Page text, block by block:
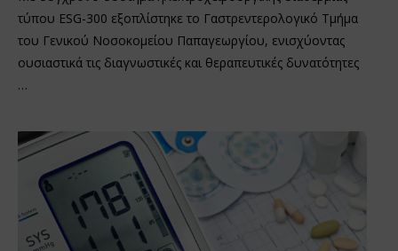
τύπου ESG-300 εξοπλίστηκε το Γαστρεντερολογικό Τμήμα
του Γενικού Νοσοκομείου Παπαγεωργίου, ενισχύοντας
ουσιαστικά τις διαγνωστικές και θεραπευτικές δυνατότητες
…